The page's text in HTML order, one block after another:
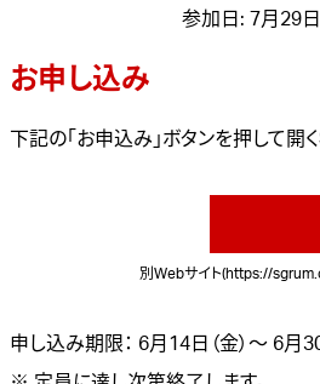
参加日: 7月29日
お申し込み
下記の「お申込み」ボタンを押して開
別Webサイト(https://
申し込み期限： 6月14日（金）～ 6月30